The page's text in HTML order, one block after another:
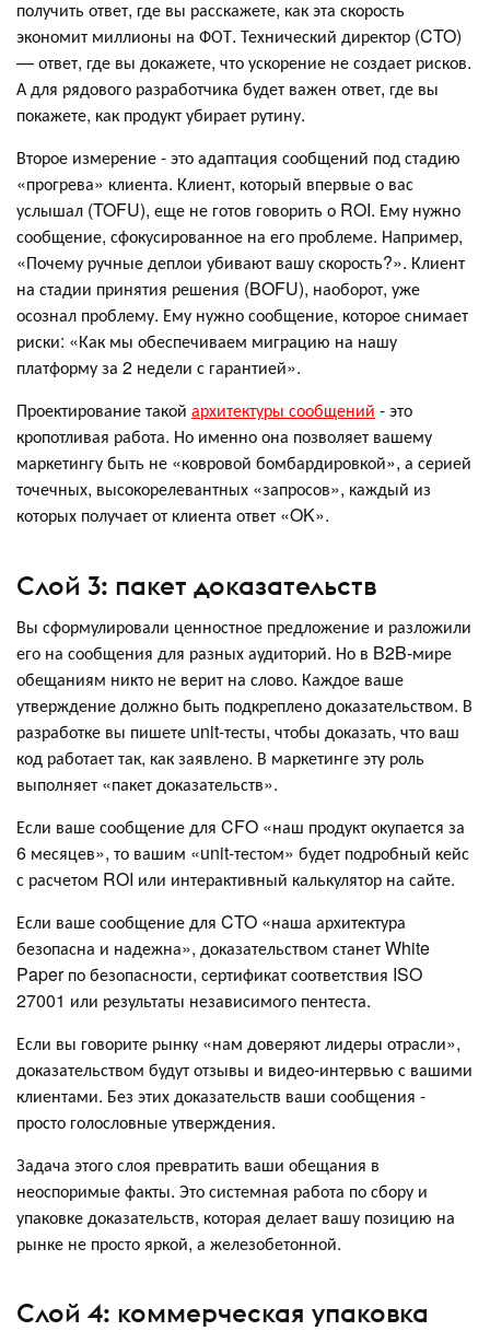
получить ответ, где вы расскажете, как эта скорость
экономит миллионы на ФОТ. Технический директор (CTO)
— ответ, где вы докажете, что ускорение не создает рисков.
А для рядового разработчика будет важен ответ, где вы
покажете, как продукт убирает рутину.
Второе измерение - это адаптация сообщений под стадию
«прогрева» клиента. Клиент, который впервые о вас
услышал (TOFU), еще не готов говорить о ROI. Ему нужно
сообщение, сфокусированное на его проблеме. Например,
«Почему ручные деплои убивают вашу скорость?». Клиент
на стадии принятия решения (BOFU), наоборот, уже
осознал проблему. Ему нужно сообщение, которое снимает
риски: «Как мы обеспечиваем миграцию на нашу
платформу за 2 недели с гарантией».
Проектирование такой архитектуры сообщений - это
кропотливая работа. Но именно она позволяет вашему
маркетингу быть не «ковровой бомбардировкой», а серией
точечных, высокорелевантных «запросов», каждый из
которых получает от клиента ответ «OK».
Слой 3: пакет доказательств
Вы сформулировали ценностное предложение и разложили
его на сообщения для разных аудиторий. Но в B2B-мире
обещаниям никто не верит на слово. Каждое ваше
утверждение должно быть подкреплено доказательством. В
разработке вы пишете unit-тесты, чтобы доказать, что ваш
код работает так, как заявлено. В маркетинге эту роль
выполняет «пакет доказательств».
Если ваше сообщение для CFO «наш продукт окупается за
6 месяцев», то вашим «unit-тестом» будет подробный кейс
с расчетом ROI или интерактивный калькулятор на сайте.
Если ваше сообщение для CTO «наша архитектура
безопасна и надежна», доказательством станет White
Paper по безопасности, сертификат соответствия ISO
27001 или результаты независимого пентеста.
Если вы говорите рынку «нам доверяют лидеры отрасли»,
доказательством будут отзывы и видео-интервью с вашими
клиентами. Без этих доказательств ваши сообщения -
просто голословные утверждения.
Задача этого слоя превратить ваши обещания в
неоспоримые факты. Это системная работа по сбору и
упаковке доказательств, которая делает вашу позицию на
рынке не просто яркой, а железобетонной.
Слой 4: коммерческая упаковка